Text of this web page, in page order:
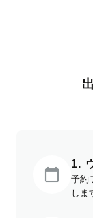
1.
予約
しま